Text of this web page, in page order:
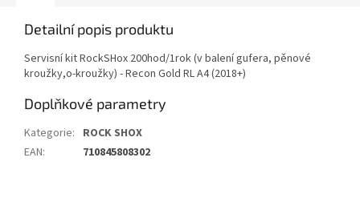
Detailní popis produktu
Servisní kit RockSHox 200hod/1rok (v balení gufera, pěnové
kroužky,o-kroužky) - Recon Gold RL A4 (2018+)
Doplňkové parametry
Kategorie: ROCK SHOX
EAN: 710845808302